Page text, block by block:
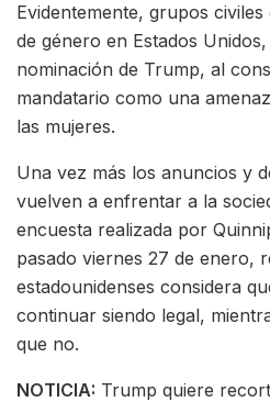
Evidentemente, grupos
de género en Estados
nominación de Trump, al
mandatario como una
las mujeres.
Una vez más los anuncios y
vuelven a enfrentar a la
encuesta realizada por
pasado viernes 27 de enero,
estadounidenses considera
continuar siendo legal,
que no.
NOTICIA: Trump quiere